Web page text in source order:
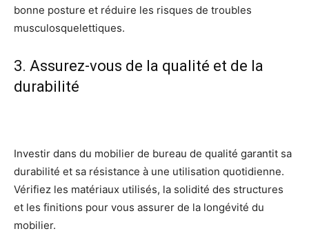
bonne posture et réduire les risques de troubles
musculosquelettiques.
3. Assurez-vous de la qualité et de la
durabilité
Investir dans du mobilier de bureau de qualité garantit sa
durabilité et sa résistance à une utilisation quotidienne.
Vérifiez les matériaux utilisés, la solidité des structures
et les finitions pour vous assurer de la longévité du
mobilier.